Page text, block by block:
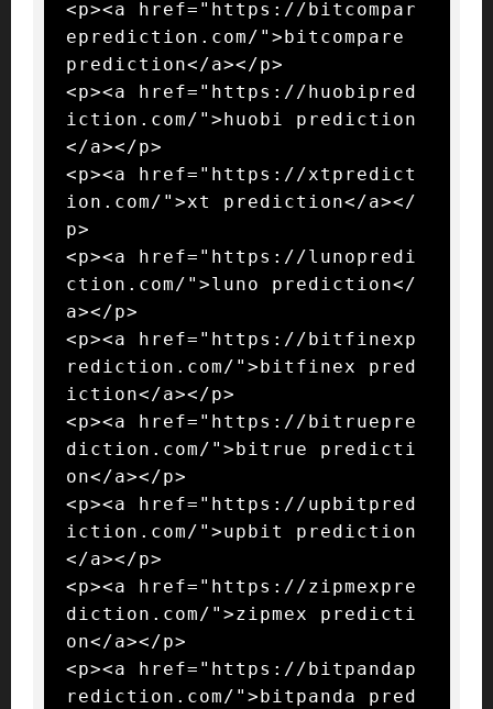
<p><a href="https://bitcompar
eprediction.com/">bitcompare
prediction</a></p>
<p><a href="https://huobipred
iction.com/">huobi prediction
</a></p>
<p><a href="https://xtpredict
ion.com/">xt prediction</a></
p>
<p><a href="https://lunopredi
ction.com/">luno prediction</
a></p>
<p><a href="https://bitfinexp
rediction.com/">bitfinex pred
iction</a></p>
<p><a href="https://bitruepre
diction.com/">bitrue predicti
on</a></p>
<p><a href="https://upbitpred
iction.com/">upbit prediction
</a></p>
<p><a href="https://zipmexpre
diction.com/">zipmex predicti
on</a></p>
<p><a href="https://bitpandap
rediction.com/">bitpanda pred